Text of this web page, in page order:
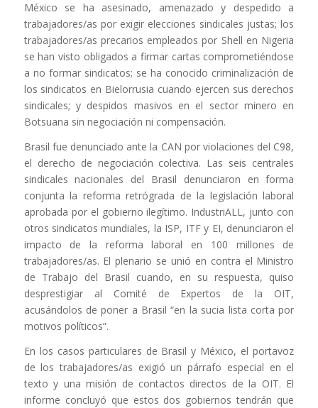
México se ha asesinado, amenazado y despedido a
trabajadores/as por exigir elecciones sindicales justas; los
trabajadores/as precarios empleados por Shell en Nigeria
se han visto obligados a firmar cartas comprometiéndose
a no formar sindicatos; se ha conocido criminalización de
los sindicatos en Bielorrusia cuando ejercen sus derechos
sindicales; y despidos masivos en el sector minero en
Botsuana sin negociación ni compensación.
Brasil fue denunciado ante la CAN por violaciones del C98,
el derecho de negociación colectiva. Las seis centrales
sindicales nacionales del Brasil denunciaron en forma
conjunta la reforma retrógrada de la legislación laboral
aprobada por el gobierno ilegítimo. IndustriALL, junto con
otros sindicatos mundiales, la ISP, ITF y EI, denunciaron el
impacto de la reforma laboral en 100 millones de
trabajadores/as. El plenario se unió en contra el Ministro
de Trabajo del Brasil cuando, en su respuesta, quiso
desprestigiar al Comité de Expertos de la OIT,
acusándolos de poner a Brasil “en la sucia lista corta por
motivos políticos”.
En los casos particulares de Brasil y México, el portavoz
de los trabajadores/as exigió un párrafo especial en el
texto y una misión de contactos directos de la OIT. El
informe concluyó que estos dos gobiernos tendrán que